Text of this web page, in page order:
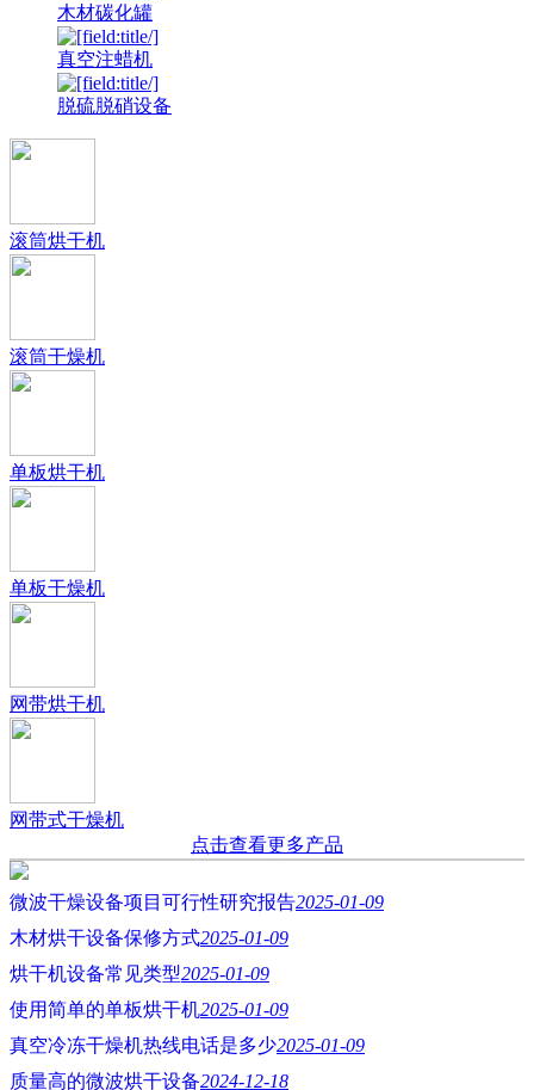
木材碳化罐
真空注蜡机
脱硫脱硝设备
滚筒烘干机
滚筒干燥机
单板烘干机
单板干燥机
网带烘干机
网带式干燥机
点击查看更多产品
微波干燥设备项目可行性研究报告2025-01-09
木材烘干设备保修方式2025-01-09
烘干机设备常见类型2025-01-09
使用简单的单板烘干机2025-01-09
真空冷冻干燥机热线电话是多少2025-01-09
质量高的微波烘干设备2024-12-18